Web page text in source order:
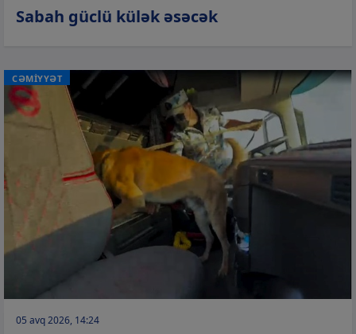
Sabah güclü külək əsəcək
CƏMİYYƏT
05 avq 2026, 14:24